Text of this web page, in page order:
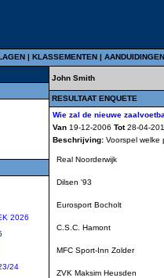
| KLASSEMENTEN | AANDUIDINGEN
2026
24
John Smith
RESULTAAT ENQUETE
Wie zal de nieuwe
Van 19-12-2006 Tot28-04-
Beschrijving: Voorspel welke
Real Noorderwijk
Dilsen '93
Eurosport Bocholt
C.S.C. Hamont
MFC Sport-Inn Zolder
ZVK Maksim Heusden